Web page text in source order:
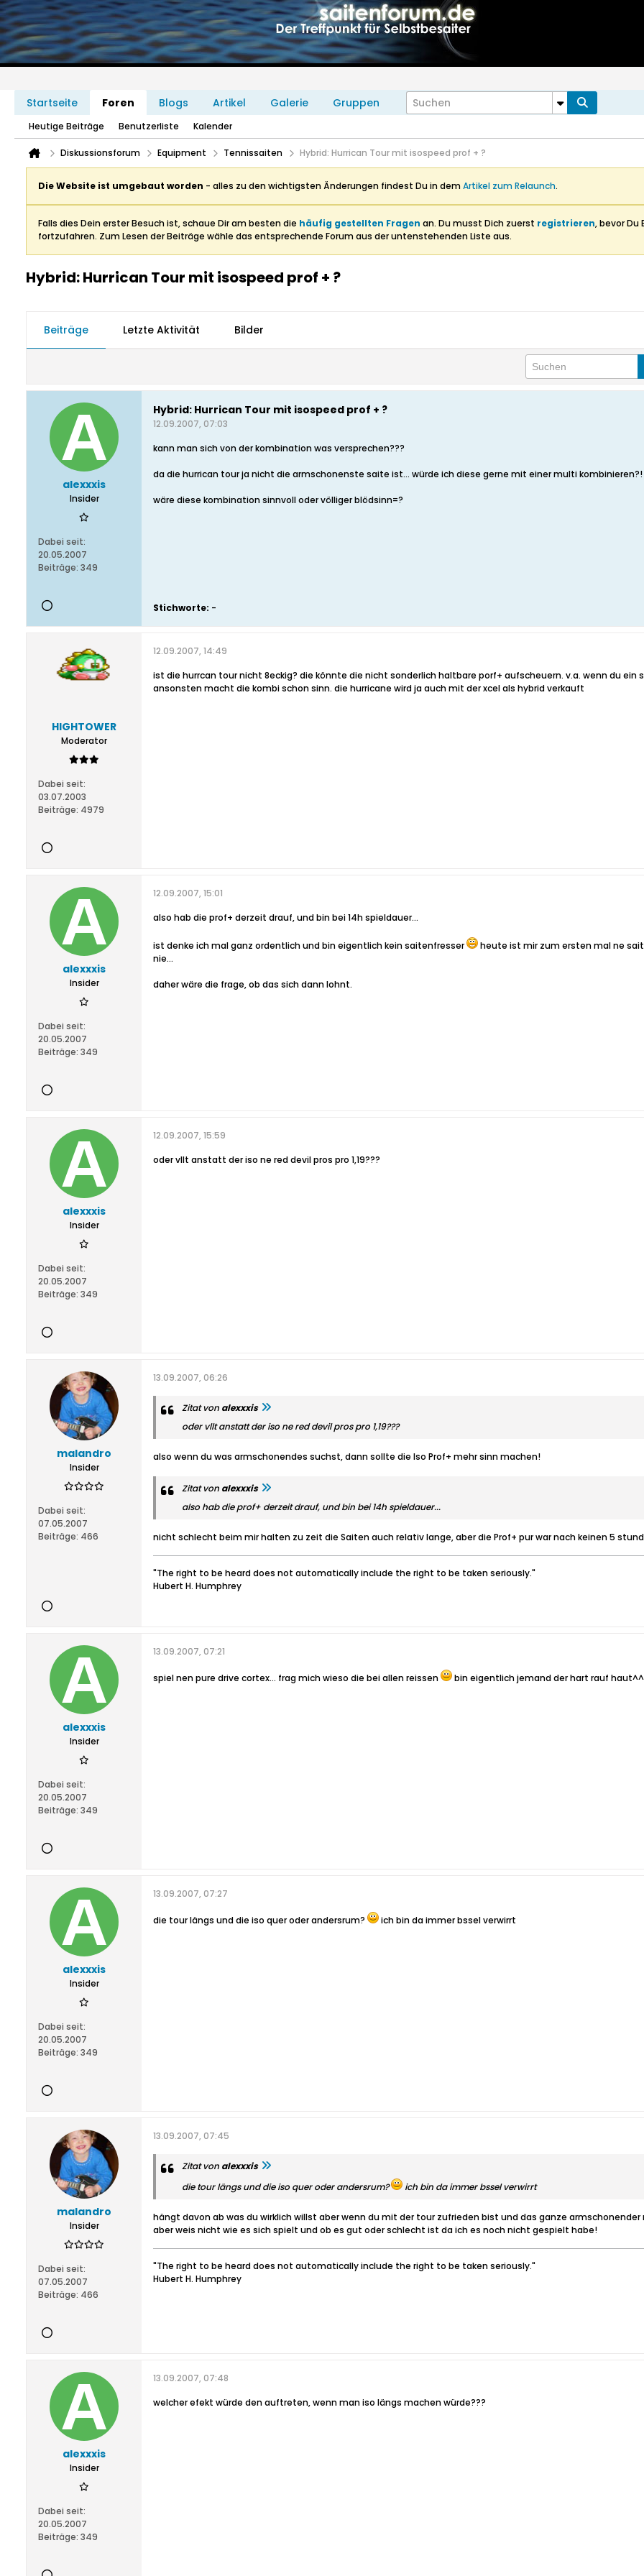
Startseite Foren Blogs Artikel Galerie Gruppen
Heutige Beiträge Benutzerliste Kalender
Diskussionsforum Equipment Tennissaiten Hybrid: Hurrican Tour mit isospeed prof + ?
Die Website ist umgebaut worden - alles zu den wichtigsten Änderungen findest Du in demArtikel zum Relaunch.
Falls dies Dein erster Besuch ist, schaue Dir am besten die häufig gestellten Fragen an. Du musst Dich zuerst registrieren, bevor Du
fortzufahren. Zum Lesen der Beiträge wähle das entsprechende Forum aus der untenstehenden Liste aus.
Hybrid: Hurrican Tour mit isospeed prof + ?
Beiträge Letzte Aktivität Bilder
alexxxis
Insider
Dabei seit:
20.05.2007
Beiträge: 349
Hybrid: Hurrican Tour mit isospeed prof + ?
12.09.2007, 07:03
kann man sich von der kombination was versprechen???
da die hurrican tour ja nicht die armschonenste saite ist... würde ich diese gerne mit einer multi kombinieren?!
wäre diese kombination sinnvoll oder völliger blödsinn=?
Stichworte: -
HIGHTOWER
Moderator
Dabei seit:
03.07.2003
Beiträge: 4979
12.09.2007, 14:49
ist die hurrcan tour nicht 8eckig? die könnte die nicht sonderlich haltbare porf+ aufscheuern. v.a. wenn du ein
ansonsten macht die kombi schon sinn. die hurricane wird ja auch mit der xcel als hybrid verkauft
alexxxis
Insider
Dabei seit:
20.05.2007
Beiträge: 349
12.09.2007, 15:01
also hab die prof+ derzeit drauf, und bin bei 14h spieldauer...
ist denke ich mal ganz ordentlich und bin eigentlich kein saitenfresser
heute ist mir zum ersten mal ne
nie...
daher wäre die frage, ob das sich dann lohnt.
alexxxis
Insider
Dabei seit:
20.05.2007
Beiträge: 349
12.09.2007, 15:59
oder vllt anstatt der iso ne red devil pros pro 1,19???
malandro
Insider
Dabei seit:
07.05.2007
Beiträge: 466
13.09.2007, 06:26
Zitat von alexxxis
oder vllt anstatt der iso ne red devil pros pro 1,19???
also wenn du was armschonendes suchst, dann sollte die Iso Prof+ mehr sinn machen!
Zitat von alexxxis
also hab die prof+ derzeit drauf, und bin bei 14h spieldauer...
nicht schlecht beim mir halten zu zeit die Saiten auch relativ lange, aber die Prof+ pur war nach keinen 5
"The right to be heard does not automatically include the right to be taken seriously."
Hubert H. Humphrey
alexxxis
Insider
Dabei seit:
20.05.2007
Beiträge: 349
13.09.2007, 07:21
spiel nen pure drive cortex... frag mich wieso die bei allen reissen bin eigentlich jemand der hart rauf haut^^
alexxxis
Insider
Dabei seit:
20.05.2007
Beiträge: 349
13.09.2007, 07:27
die tour längs und die iso quer oder andersrum? ich bin da immer bssel verwirrt
malandro
Insider
Dabei seit:
07.05.2007
Beiträge: 466
13.09.2007, 07:45
Zitat von alexxxis
die tour längs und die iso quer oder andersrum?
ich bin da immer bssel verwirrt
hängt davon ab was du wirklich willst aber wenn du mit der tour zufrieden bist und das ganze
aber weis nicht wie es sich spielt und ob es gut oder schlecht ist da ich es noch nicht gespielt habe!
"The right to be heard does not automatically include the right to be taken seriously."
Hubert H. Humphrey
alexxxis
Insider
Dabei seit:
20.05.2007
Beiträge: 349
13.09.2007, 07:48
welcher efekt würde den auftreten, wenn man iso längs machen würde???